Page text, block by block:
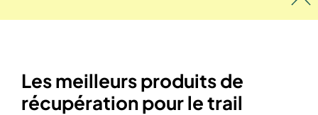
Les meilleurs produits de
récupération pour le trail